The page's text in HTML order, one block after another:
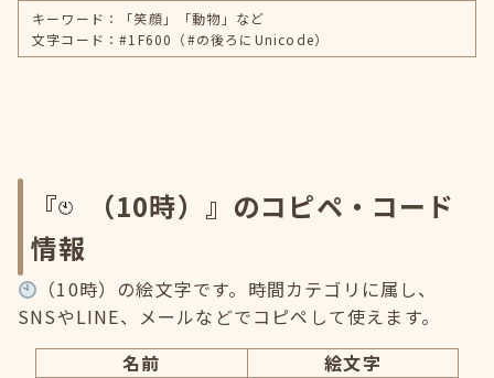
キーワード：「笑顔」「動物」など
文字コード：#1F600（#の後ろにUnicode）
『
（10時）』のコピペ・コード
情報
（10時）の絵文字です。時間カテゴリに属し、
SNSやLINE、メールなどでコピペして使えます。
名前
絵文字